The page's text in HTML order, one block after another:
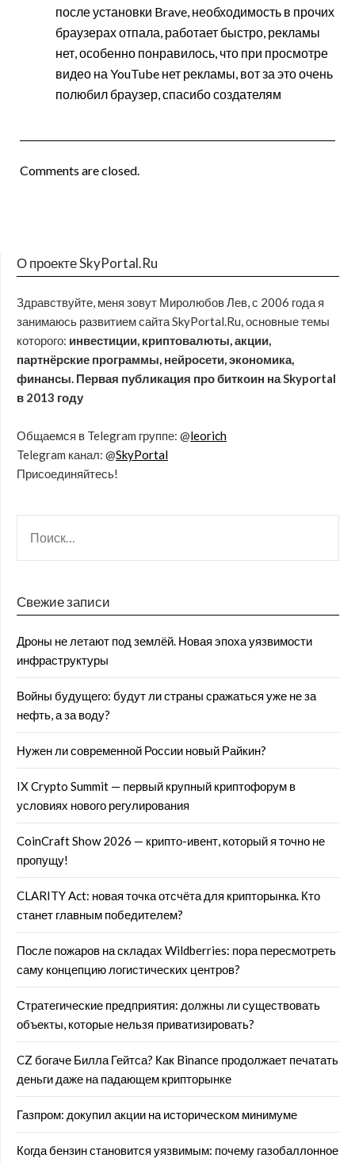
после установки Brave, необходимость в прочих
браузерах отпала, работает быстро, рекламы
нет, особенно понравилось, что при просмотре
видео на YouTube нет рекламы, вот за это очень
полюбил браузер, спасибо создателям
Comments are closed.
О проекте SkyPortal.Ru
Здравствуйте, меня зовут Миролюбов Лев, с 2006 года я
занимаюсь развитием сайта SkyPortal.Ru, основные темы
которого: инвестиции, криптовалюты, акции,
партнёрские программы, нейросети, экономика,
финансы. Первая публикация про биткоин на Skyportal
в 2013 году
Общаемся в Telegram группе: @leorich
Telegram канал: @SkyPortal
Присоединяйтесь!
Свежие записи
Дроны не летают под землёй. Новая эпоха уязвимости
инфраструктуры
Войны будущего: будут ли страны сражаться уже не за
нефть, а за воду?
Нужен ли современной России новый Райкин?
IX Crypto Summit — первый крупный криптофорум в
условиях нового регулирования
CoinCraft Show 2026 — крипто-ивент, который я точно не
пропущу!
CLARITY Act: новая точка отсчёта для крипторынка. Кто
станет главным победителем?
После пожаров на складах Wildberries: пора пересмотреть
саму концепцию логистических центров?
Стратегические предприятия: должны ли существовать
объекты, которые нельзя приватизировать?
CZ богаче Билла Гейтса? Как Binance продолжает печатать
деньги даже на падающем крипторынке
Газпром: докупил акции на историческом минимуме
Когда бензин становится уязвимым: почему газобаллонное